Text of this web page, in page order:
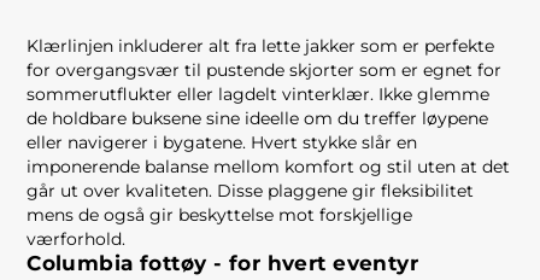
Klærlinjen inkluderer alt fra lette jakker som er perfekte
for overgangsvær til pustende skjorter som er egnet for
sommerutflukter eller lagdelt vinterklær. Ikke glemme
de holdbare buksene sine ideelle om du treffer løypene
eller navigerer i bygatene. Hvert stykke slår en
imponerende balanse mellom komfort og stil uten at det
går ut over kvaliteten. Disse plaggene gir fleksibilitet
mens de også gir beskyttelse mot forskjellige
værforhold.
Columbia fottøy - for hvert eventyr